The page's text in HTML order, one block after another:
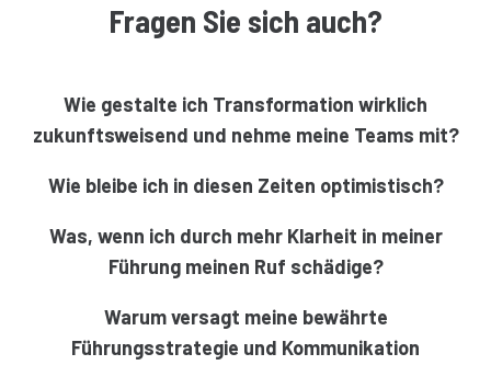
Fragen Sie sich auch?
Wie gestalte ich Transformation wirklich
zukunftsweisend und nehme meine Teams mit?
Wie bleibe ich in diesen Zeiten optimistisch?
Was, wenn ich durch mehr Klarheit in meiner
Führung meinen Ruf schädige?
Warum versagt meine bewährte
Führungsstrategie und Kommunikation